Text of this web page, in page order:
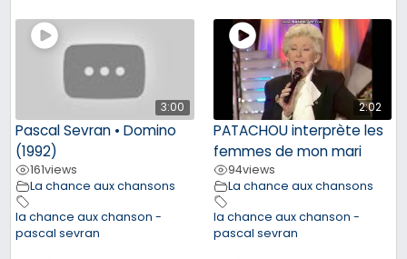
3:00
Pascal Sevran • Domino
(1992)
161views
La chance aux chansons
la chance aux chanson -
pascal sevran
2:02
PATACHOU interprète les
femmes de mon mari
94views
La chance aux chansons
la chance aux chanson -
pascal sevran